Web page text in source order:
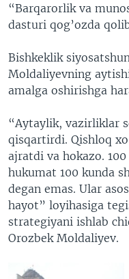
“Barqarorlik va
dasturi qog’ozda
Bishkeklik
Moldaliyevning
amalga oshirishga
“Aytaylik, vazirliklar
qisqartirdi. Qishloq
ajratdi va hokazo.
hukumat 100 kunda
degan emas. Ular
hayot” loyihasiga
strategiyani ishlab
Orozbek Moldaliyev.